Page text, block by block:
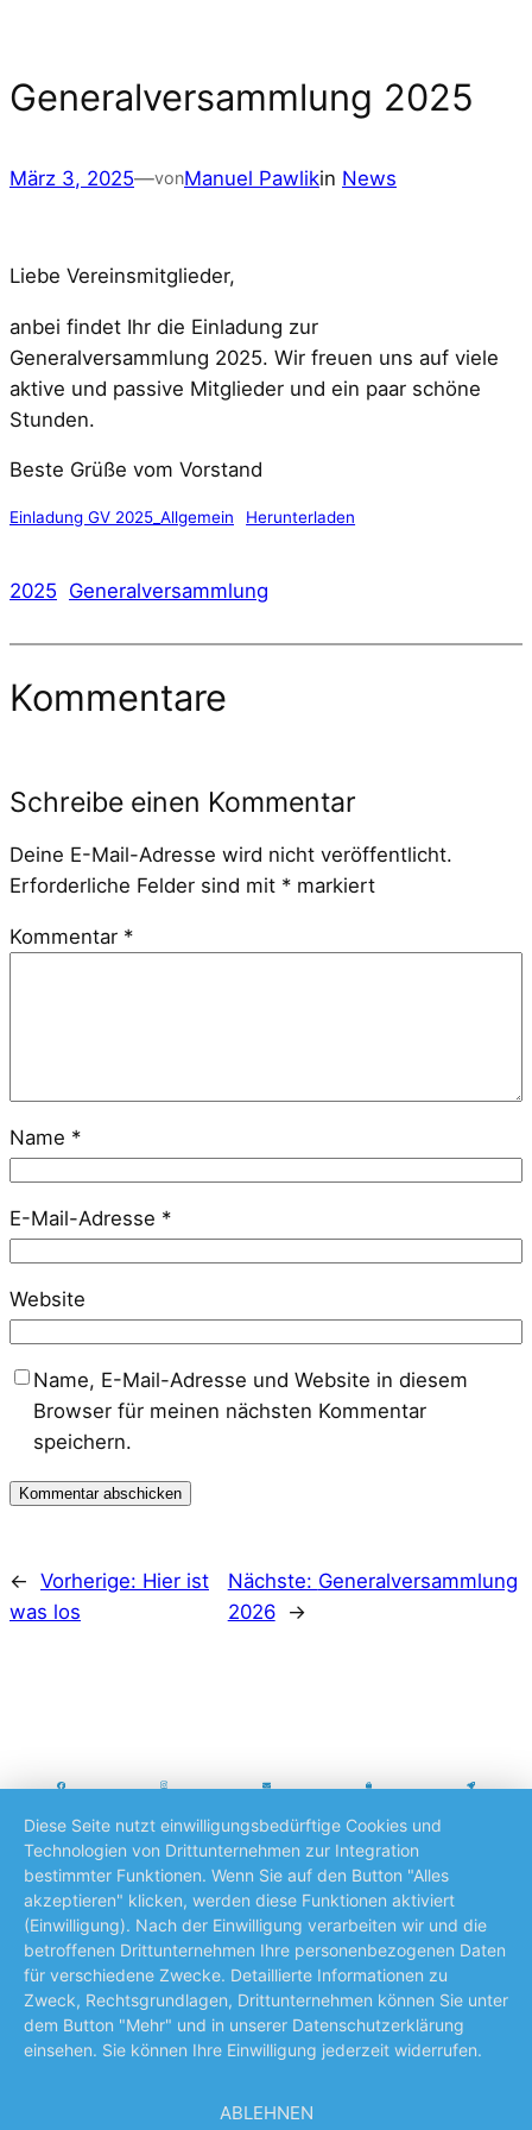
springen
Generalversammlung 2025
März 3, 2025—vonManuel Pawlikin News
Liebe Vereinsmitglieder,
anbei findet Ihr die Einladung zur
Generalversammlung 2025. Wir freuen uns auf viele
aktive und passive Mitglieder und ein paar schöne
Stunden.
Beste Grüße vom Vorstand
Einladung GV 2025_Allgemein Herunterladen
2025 Generalversammlung
Kommentare
Schreibe einen Kommentar
Deine E-Mail-Adresse wird nicht veröffentlicht.
Erforderliche Felder sind mit * markiert
Kommentar *
Name *
E-Mail-Adresse *
Website
Name, E-Mail-Adresse und Website in diesem
Browser für meinen nächsten Kommentar
speichern.
← Vorherige: Hier ist
was los
Nächste: Generalversammlung
2026
→
TC Blau-Weiß Daseburg e.V.
Hinter der Hecke 1 • 34414 Warburg-Daseburg
Impressum|Datenschutz
Diese Seite nutzt einwilligungsbedürftige Cookies und
Technologien von Drittunternehmen zur Integration
bestimmter Funktionen. Wenn Sie auf den Button "Alles
akzeptieren" klicken, werden diese Funktionen aktiviert
(Einwilligung). Nach der Einwilligung verarbeiten wir und die
betroffenen Drittunternehmen Ihre personenbezogenen Daten
für verschiedene Zwecke. Detaillierte Informationen zu
Zweck, Rechtsgrundlagen, Drittunternehmen können Sie unter
dem Button "Mehr" und in unserer Datenschutzerklärung
einsehen. Sie können Ihre Einwilligung jederzeit widerrufen.
ABLEHNEN